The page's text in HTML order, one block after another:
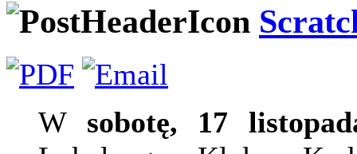
W sobotę, 17